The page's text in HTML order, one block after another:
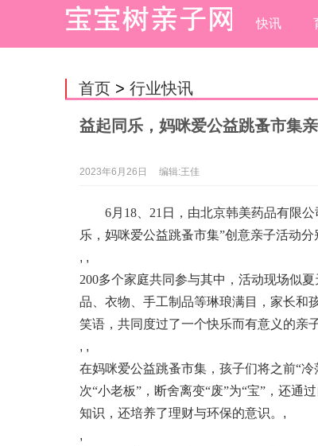
快讯
首页 > 行业快讯
益起同乐，妈咪爱公益跳蚤市集
2023年6月26日 编辑:王佳
6月18、21日，由北京韩美药品有限
乐，妈咪爱公益跳蚤市集”创意亲子活动
, ,
200多个家庭共同参与其中，活动现场似
品、衣物、手工制品等琳琅满目，家长和
笑语，共同度过了一个快乐而有意义的亲
, ,
在妈咪爱公益跳蚤市集，孩子们将之前“
次“小老板”，断舍离变“废”为“宝”，还通
知识，还培养了理财与环保的意识。 ,
,